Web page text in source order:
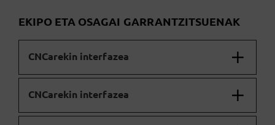
EKIPO ETA OSAGAI GARRANTZITSUENAK
CNCarekin interfazea
CNCarekin interfazea